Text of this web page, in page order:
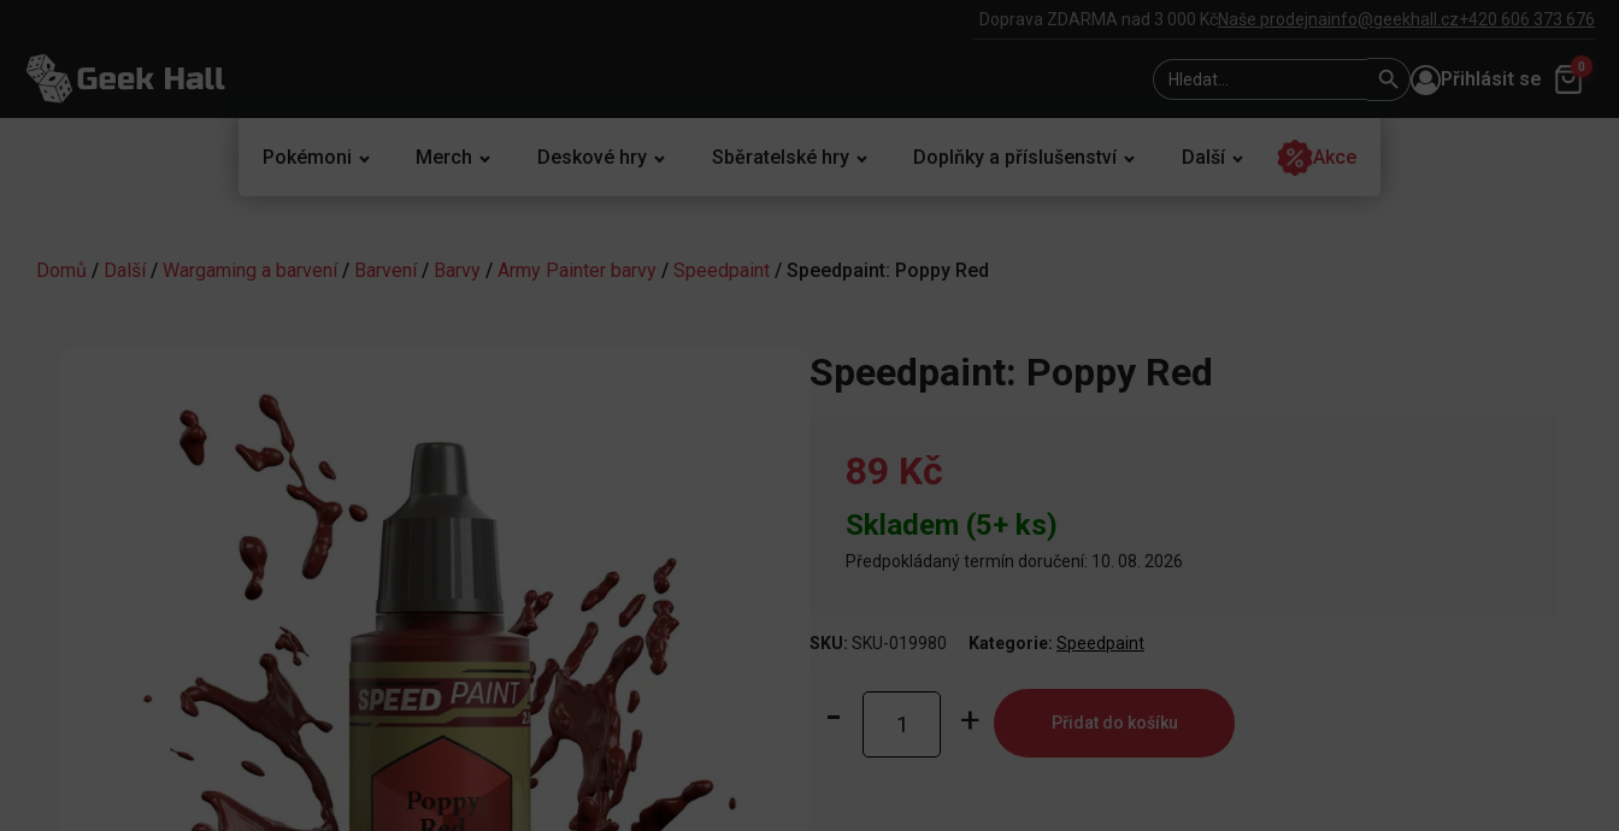
Doprava ZDARMA nad 3 000 KčNaše prodejnainfo@geekhall.cz+420 606 373 676
Search
for:
Search
Button
Přihlásit se
0
Pokémoni Merch Deskové hry Sběratelské hry Doplňky a příslušenství Další Akce
Domů / Další / Wargaming a barvení / Barvení / Barvy / Army Painter barvy / Speedpaint / Speedpaint: Poppy Red
Speedpaint: Poppy Red
89 Kč
Skladem (5+ ks)
Předpokládaný termín doručení: 10. 08. 2026
SKU: SKU-019980 Kategorie: Speedpaint
Poppy
Red
Přidat do košíku